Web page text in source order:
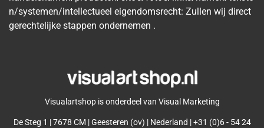
n/systemen/intellectueel eigendomsrecht: Zullen wij direct
gerechtelijke stappen ondernemen .
Visualartshop is onderdeel van Visual Marketing
De Steg 1 | 7678 CM | Geesteren (ov) | Nederland | +31 (0)6 - 54 24